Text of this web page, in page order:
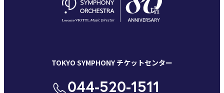
TOKYO SYMPHONY チケットセンター
044-520-1511